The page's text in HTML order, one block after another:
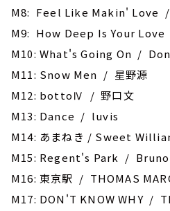
M8: Feel Like Makin' Love
M9: How Deep Is Your
M10: What's Going On /
M11: Snow Men / 星野源
M12: bottoⅣ / 野口文
M13: Dance / luvis
M14: あまねき / Sweet
M15: Regent's Park /
M16: 東京駅 / THOMAS
M17: DON'T KNOW WHY /